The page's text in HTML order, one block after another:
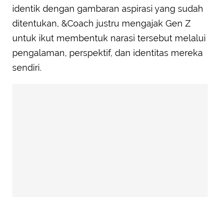
identik dengan gambaran aspirasi yang sudah
ditentukan, &Coach justru mengajak Gen Z
untuk ikut membentuk narasi tersebut melalui
pengalaman, perspektif, dan identitas mereka
sendiri.